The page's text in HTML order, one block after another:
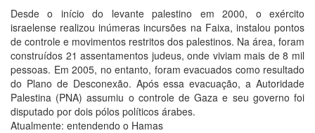
Desde o início do levante palestino em 2000, o exército
israelense realizou inúmeras incursões na Faixa, instalou pontos
de controle e movimentos restritos dos palestinos. Na área, foram
construídos 21 assentamentos judeus, onde viviam mais de 8 mil
pessoas. Em 2005, no entanto, foram evacuados como resultado
do Plano de Desconexão. Após essa evacuação, a Autoridade
Palestina (PNA) assumiu o controle de Gaza e seu governo foi
disputado por dois pólos políticos árabes.
Atualmente: entendendo o Hamas